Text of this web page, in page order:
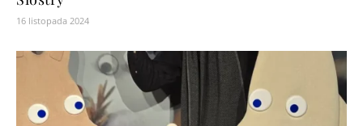
16 listopada 2024